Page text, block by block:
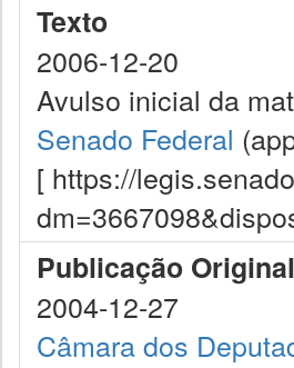
Texto
2006-12-20
Avulso inicial da
Senado Federal
[ https://
Publicação Original
2004-12-27
Câmara dos